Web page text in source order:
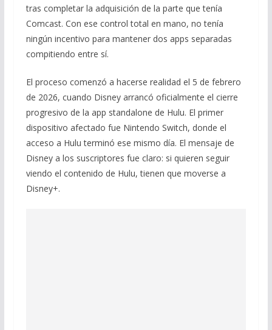
tras completar la adquisición de la parte que tenía
Comcast. Con ese control total en mano, no tenía
ningún incentivo para mantener dos apps separadas
compitiendo entre sí.
El proceso comenzó a hacerse realidad el 5 de febrero
de 2026, cuando Disney arrancó oficialmente el cierre
progresivo de la app standalone de Hulu. El primer
dispositivo afectado fue Nintendo Switch, donde el
acceso a Hulu terminó ese mismo día. El mensaje de
Disney a los suscriptores fue claro: si quieren seguir
viendo el contenido de Hulu, tienen que moverse a
Disney+.